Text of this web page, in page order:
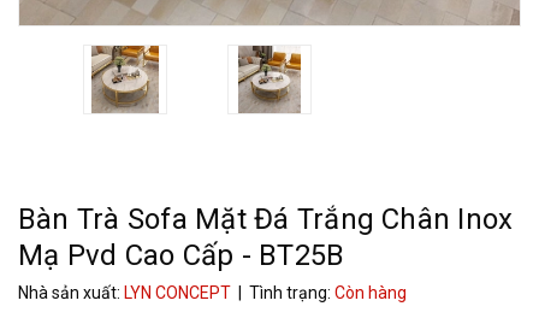
Bàn Trà Sofa Mặt Đá Trắng Chân Inox
Mạ Pvd Cao Cấp - BT25B
Nhà sản xuất: LYN CONCEPT | Tình trạng: Còn hàng